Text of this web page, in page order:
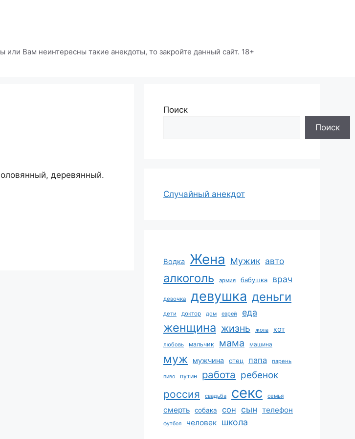
Вам неинтересны такие анекдоты, то закройте данный сайт. 18+
деревянный.
Поиск
Поиск
Случайный анекдот
Водка Жена Мужик авто
алкоголь армия бабушка врач
девочка девушка деньги
дети доктор дом еврей еда
женщина жизнь жопа кот
любовь мальчик мама машина
муж мужчина отец папа парень
пиво путин работа ребенок
россия свадьба секс семья
смерть собака сон сын телефон
футбол человек школа